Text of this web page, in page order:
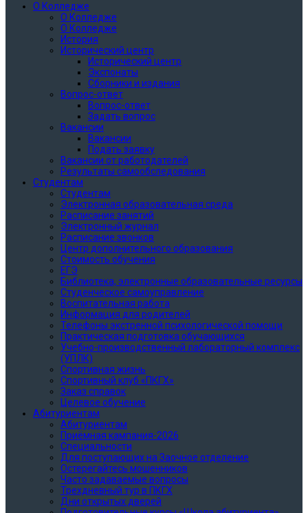
О Колледже
О Колледже
О Колледже
История
Исторический центр
Исторический центр
Экспонаты
Сборники и издания
Вопрос-ответ
Вопрос-ответ
Задать вопрос
Вакансии
Вакансии
Подать заявку
Вакансии от работодателей
Результаты самообследования
Студентам
Студентам
Электронная образовательная среда
Расписание занятий
Электронный журнал
Расписание звонков
Центр дополнительного образования
Стоимость обучения
ЕГЭ
Библиотека, электронные образовательные ресурсы
Студенческое самоуправление
Воспитательная работа
Информация для родителей
Телефоны экстренной психологической помощи
Практическая подготовка обучающихся
Учебно-производственный лабораторный комплекс
(УПЛК)
Спортивная жизнь
Cпортивный клуб «ПКГХ»
Заказ справок
Целевое обучение
Абитуриентам
Абитуриентам
Приёмная кампания-2026
Специальности
Для поступающих на Заочное отделение
Остерегайтесь мошенников
Часто задаваемые вопросы
Трехдневный тур в ПКГХ
Дни открытых дверей